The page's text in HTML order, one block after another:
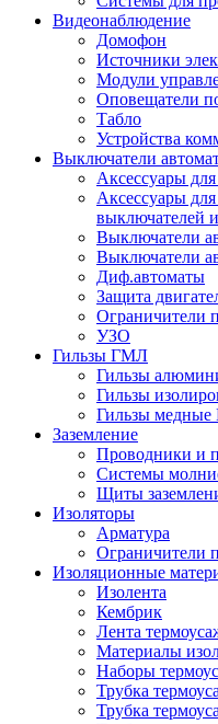
Видеонаблюдение
Домофон
Источники
Модули
Оповещатели
Табло
Устройства
Выключатели
Аксессуары
Аксессуары
выключателей
Выключатели
Выключатели
Диф.автоматы
Защита
Ограничители
УЗО
Гильзы ГМЛ
Гильзы
Гильзы
Гильзы
Заземление
Проводники и
Системы
Щиты
Изоляторы
Арматура
Ограничители
Изоляционные
Изолента
Кембрик
Лента
Материалы
Наборы
Трубка
Трубка